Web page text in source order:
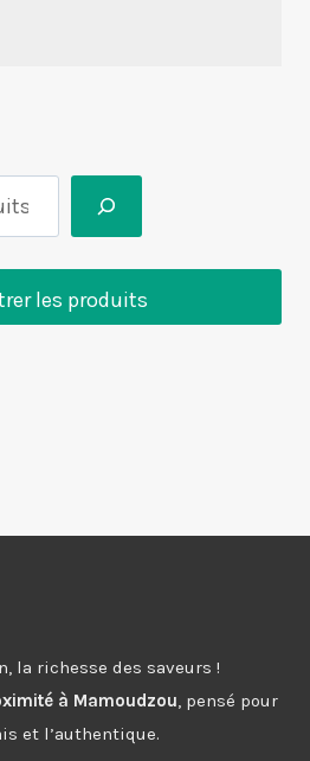
les produits
la richesse des saveurs !
à Mamoudzou , pensé pour
et l’authentique.